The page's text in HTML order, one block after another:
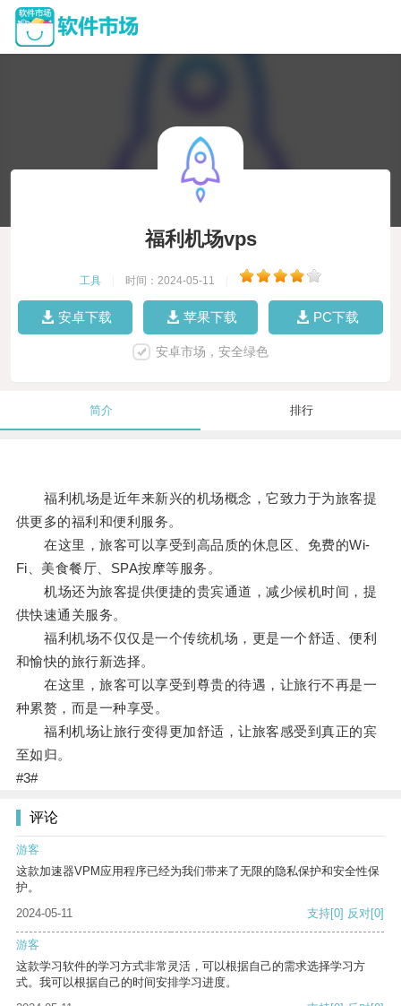
福利机场vps
工具 时间：2024-05-11
安卓下载 苹果下载 PC下载
安卓市场，安全绿色
简介 排行
福利机场是近年来新兴的机场概念，它致力于为旅客提
供更多的福利和便利服务。
在这里，旅客可以享受到高品质的休息区、免费的Wi-
Fi、美食餐厅、SPA按摩等服务。
机场还为旅客提供便捷的贵宾通道，减少候机时间，提
供快速通关服务。
福利机场不仅仅是一个传统机场，更是一个舒适、便利
和愉快的旅行新选择。
在这里，旅客可以享受到尊贵的待遇，让旅行不再是一
种累赘，而是一种享受。
福利机场让旅行变得更加舒适，让旅客感受到真正的宾
至如归。
#3#
评论
游客
这款加速器VPM应用程序已经为我们带来了无限的隐私保护和安全性保
护。
2024-05-11
支持[0] 反对[0]
游客
这款学习软件的学习方式非常灵活，可以根据自己的需求选择学习方
式。我可以根据自己的时间安排学习进度。